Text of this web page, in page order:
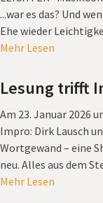
...war es das? Und
Ehe wieder
Mehr Lesen
Lesung trifft
Am 23. Januar 2026
Impro: Dirk Lausch
Wortgewand – eine
neu. Alles aus dem
Mehr Lesen